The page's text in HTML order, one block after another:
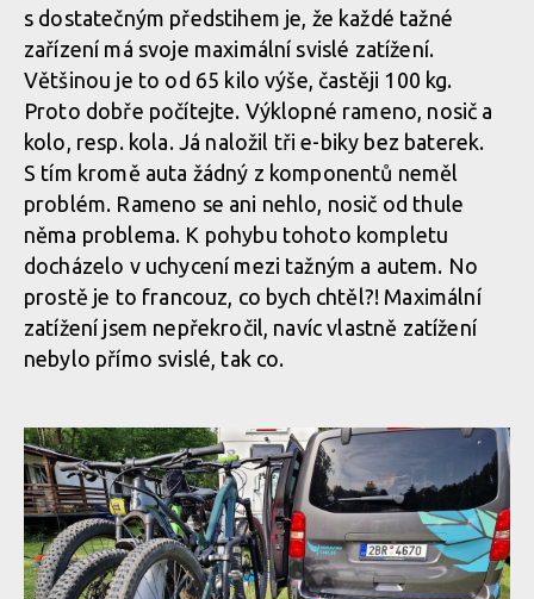
s dostatečným předstihem je, že každé tažné
zařízení má svoje maximální svislé zatížení.
Většinou je to od 65 kilo výše, častěji 100 kg.
Proto dobře počítejte. Výklopné rameno, nosič a
kolo, resp. kola. Já naložil tři e-biky bez baterek.
S tím kromě auta žádný z komponentů neměl
problém. Rameno se ani nehlo, nosič od thule
něma problema. K pohybu tohoto kompletu
docházelo v uchycení mezi tažným a autem. No
prostě je to francouz, co bych chtěl?! Maximální
zatížení jsem nepřekročil, navíc vlastně zatížení
nebylo přímo svislé, tak co.